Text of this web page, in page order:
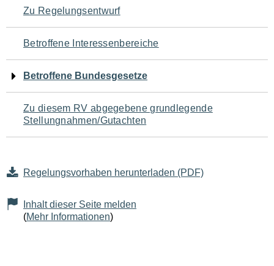
den
Seiteninhalt
Zu Regelungsentwurf
Betroffene Interessenbereiche
Betroffene Bundesgesetze
Zu diesem RV abgegebene grundlegende
Stellungnahmen/Gutachten
Regelungsvorhaben herunterladen (PDF)
Inhalt dieser Seite melden
(Mehr Informationen)